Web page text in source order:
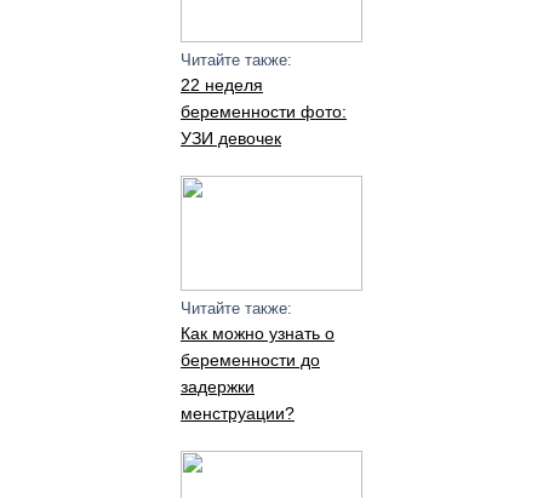
Читайте также:
22 неделя
беременности фото:
УЗИ девочек
Читайте также:
Как можно узнать о
беременности до
задержки
менструации?